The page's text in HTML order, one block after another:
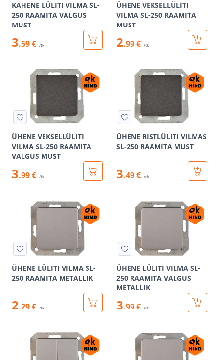
KAHENE LÜLITI VILMA SL-
250 RAAMITA VALGUS
MUST
3.59 € /tk
ÜHENE VEKSELLÜLITI
VILMA SL-250 RAAMITA
MUST
2.99 € /tk
ÜHENE VEKSELLÜLITI
VILMA SL-250 RAAMITA
VALGUS MUST
3.99 € /tk
ÜHENE RISTLÜLITI VILMAS
SL-250 RAAMITA MUST
3.49 € /tk
ÜHENE LÜLITI VILMA SL-
250 RAAMITA METALLIK
2.29 € /tk
ÜHENE LÜLITI VILMA SL-
250 RAAMITA VALGUS
METALLIK
3.99 € /tk